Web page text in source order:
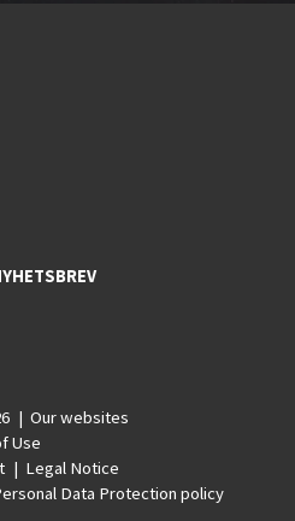
Our websites
Use
Legal Notice
Data Protection policy